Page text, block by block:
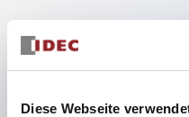
Diese Webseite
Mehrfachbefestigung
Der schlüsselsichere